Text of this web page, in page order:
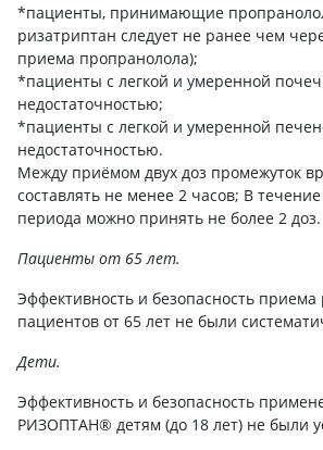
*пациенты, принимающие
ризатриптан следует не ранее чем
приема пропранолола);
*пациенты с легкой и умеренной
недостаточностью;
*пациенты с легкой и умеренной
недостаточностью.
Между приёмом двух доз промежуток
составлять не менее 2 часов; В
периода можно принять не более 2 доз.
Пациенты от 65 лет.
Эффективность и безопасность приема
пациентов от 65 лет не были
Дети.
Эффективность и безопасность
РИЗОПТАН® детям (до 18 лет) не были